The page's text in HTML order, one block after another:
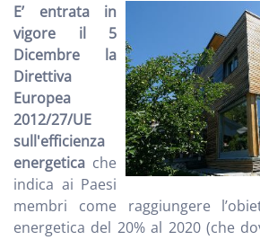
E’ entrata in
vigore il 5
Dicembre la
Direttiva
Europea
2012/27/UE
sull'efficienza
energetica che
indica ai Paesi
membri come raggiungere
energetica del 20% al 2020 (che